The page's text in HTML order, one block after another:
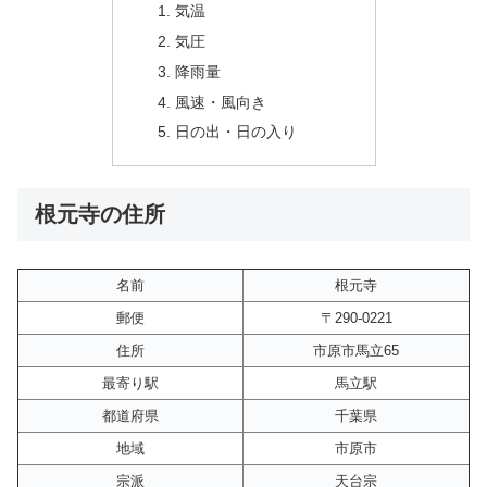
気温
気圧
降雨量
風速・風向き
日の出・日の入り
根元寺の住所
名前
根元寺
郵便
〒290-0221
住所
市原市馬立65
最寄り駅
馬立駅
都道府県
千葉県
地域
市原市
宗派
天台宗